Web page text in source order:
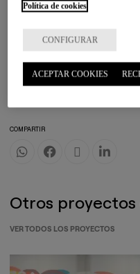
VER TODOS LOS PROYECTOS
CATEGORÍAS
COMPARTIR
Otros proyectos
VER TODOS LOS PROYECTOS
Política de cookies
CONFIGURAR
ACEPTAR COOKIES